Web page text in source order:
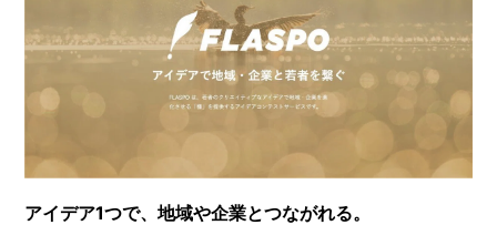
アイデア1つで、地域や企業とつながれる。